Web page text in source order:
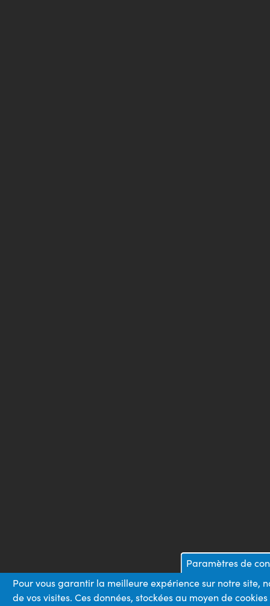
Paramètres de
Pour vous garantir la meilleure expérience sur notre site,
de vos visites. Ces données, stockées au moyen de